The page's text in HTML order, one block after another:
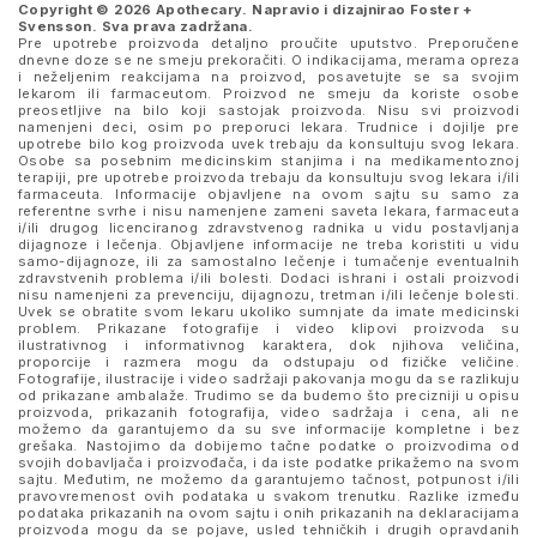
Copyright © 2026 Apothecary. Napravio i dizajnirao Foster +
Svensson. Sva prava zadržana.
Pre upotrebe proizvoda detaljno proučite uputstvo. Preporučene
dnevne doze se ne smeju prekoračiti. O indikacijama, merama opreza
i neželjenim reakcijama na proizvod, posavetujte se sa svojim
lekarom ili farmaceutom. Proizvod ne smeju da koriste osobe
preosetljive na bilo koji sastojak proizvoda. Nisu svi proizvodi
namenjeni deci, osim po preporuci lekara. Trudnice i dojilje pre
upotrebe bilo kog proizvoda uvek trebaju da konsultuju svog lekara.
Osobe sa posebnim medicinskim stanjima i na medikamentoznoj
terapiji, pre upotrebe proizvoda trebaju da konsultuju svog lekara i/ili
farmaceuta. Informacije objavljene na ovom sajtu su samo za
referentne svrhe i nisu namenjene zameni saveta lekara, farmaceuta
i/ili drugog licenciranog zdravstvenog radnika u vidu postavljanja
dijagnoze i lečenja. Objavljene informacije ne treba koristiti u vidu
samo-dijagnoze, ili za samostalno lečenje i tumačenje eventualnih
zdravstvenih problema i/ili bolesti. Dodaci ishrani i ostali proizvodi
nisu namenjeni za prevenciju, dijagnozu, tretman i/ili lečenje bolesti.
Uvek se obratite svom lekaru ukoliko sumnjate da imate medicinski
problem. Prikazane fotografije i video klipovi proizvoda su
ilustrativnog i informativnog karaktera, dok njihova veličina,
proporcije i razmera mogu da odstupaju od fizičke veličine.
Fotografije, ilustracije i video sadržaji pakovanja mogu da se razlikuju
od prikazane ambalaže. Trudimo se da budemo što precizniji u opisu
proizvoda, prikazanih fotografija, video sadržaja i cena, ali ne
možemo da garantujemo da su sve informacije kompletne i bez
grešaka. Nastojimo da dobijemo tačne podatke o proizvodima od
svojih dobavljača i proizvođača, i da iste podatke prikažemo na svom
sajtu. Međutim, ne možemo da garantujemo tačnost, potpunost i/ili
pravovremenost ovih podataka u svakom trenutku. Razlike između
podataka prikazanih na ovom sajtu i onih prikazanih na deklaracijama
proizvoda mogu da se pojave, usled tehničkih i drugih opravdanih